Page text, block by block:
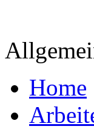
Online-